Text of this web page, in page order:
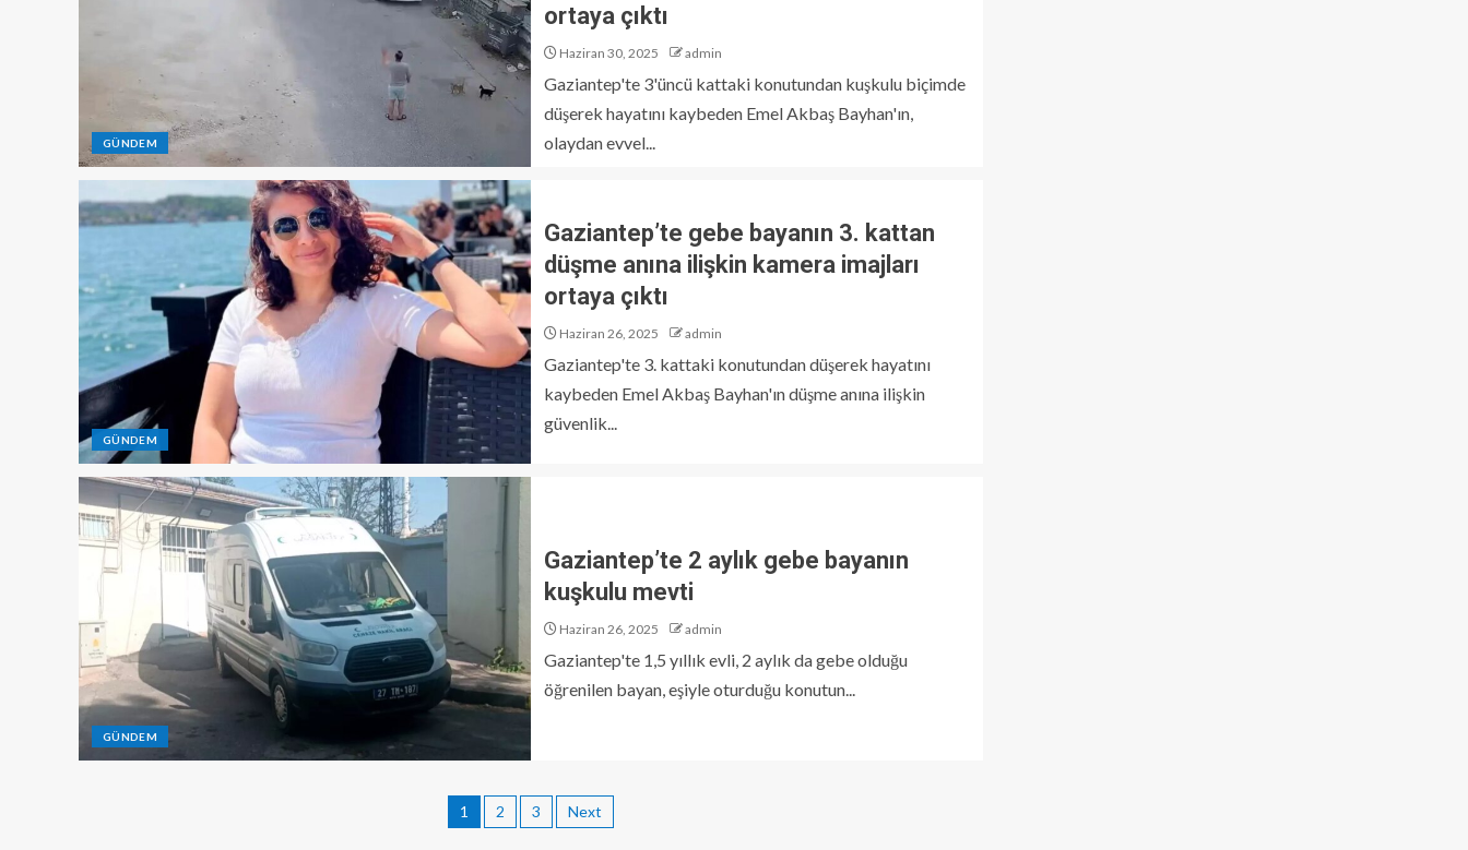
GÜNDEM
ortaya çıktı
Haziran 30, 2025 admin
Gaziantep'te 3'üncü kattaki konutundan kuşkulu biçimde
düşerek hayatını kaybeden Emel Akbaş Bayhan'ın,
olaydan evvel...
GÜNDEM
Gaziantep’te gebe bayanın 3. kattan
düşme anına ilişkin kamera imajları
ortaya çıktı
Haziran 26, 2025 admin
Gaziantep'te 3. kattaki konutundan düşerek hayatını
kaybeden Emel Akbaş Bayhan'ın düşme anına ilişkin
güvenlik...
GÜNDEM
Gaziantep’te 2 aylık gebe bayanın
kuşkulu mevti
Haziran 26, 2025 admin
Gaziantep'te 1,5 yıllık evli, 2 aylık da gebe olduğu
öğrenilen bayan, eşiyle oturduğu konutun...
1 2 3 Next